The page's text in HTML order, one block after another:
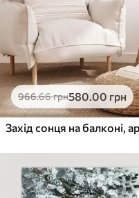
966.66грн580.00 грн